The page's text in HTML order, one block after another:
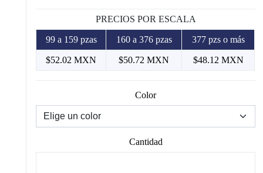
PRECIOS POR ESCALA
99 a 159 pzas 160 a 376 pzas 377 pzs o más
$52.02 MXN $50.72 MXN $48.12 MXN
Color
Cantidad